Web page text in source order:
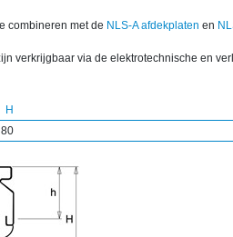
combineren met de NLS-A afdekplaten en
verkrijgbaar via de elektrotechnische en
H
80